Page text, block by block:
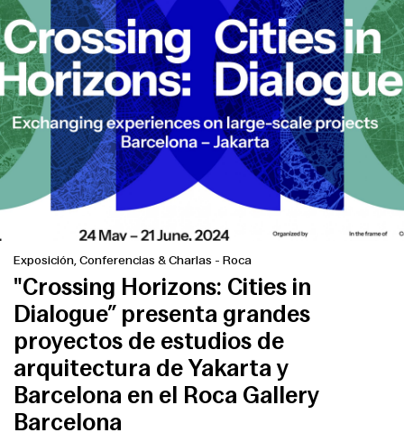
Exposición, Conferencias & Charlas - Roca
"Crossing Horizons: Cities in
Dialogue” presenta grandes
proyectos de estudios de
arquitectura de Yakarta y
Barcelona en el Roca Gallery
Barcelona